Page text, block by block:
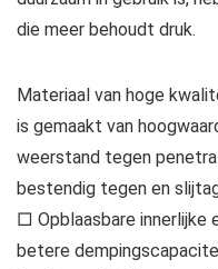
die meer behoudt druk.
Materiaal van hoge
is gemaakt van
weerstand tegen
bestendig tegen en
□ Opblaasbare innerlijke
betere